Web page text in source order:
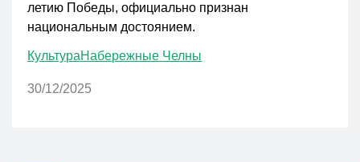
летию Победы, официально признан
национальным достоянием.
КультураНабережные Челны
30/12/2025